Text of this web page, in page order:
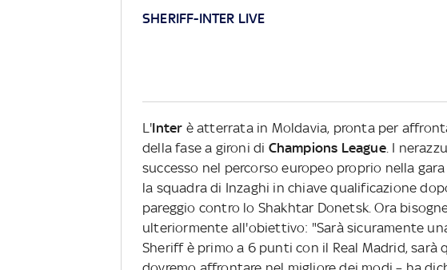
SHERIFF-INTER LIVE
L'Inter è atterrata in Moldavia, pronta per
della fase a gironi di Champions League. I
successo nel percorso europeo proprio nella
la squadra di Inzaghi in chiave qualificazione
pareggio contro lo Shakhtar Donetsk. Ora
ulteriormente all'obiettivo: "Sarà sicuramente
Sheriff è primo a 6 punti con il Real Madrid, sarà